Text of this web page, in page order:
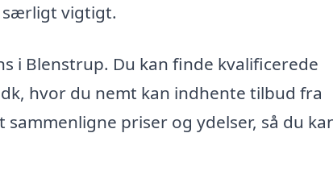
særligt vigtigt.
i Blenstrup. Du kan finde kvalificerede
hvor du nemt kan indhente tilbud fra
priser og ydelser, så du